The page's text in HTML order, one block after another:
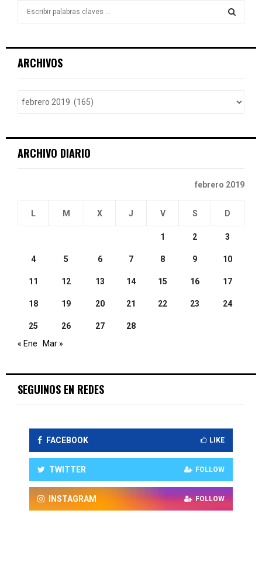
h
ARCHIVOS
ARCHIVO DIARIO
febrero 2019
L M X J V S D
1 2 3
4 5 6 7 8 9 10
11 12 13 14 15 16 17
18 19 20 21 22 23 24
25 26 27
28
« Ene
Mar »
SEGUINOS EN REDES
FACEBOOK LIKE
TWITTER FOLLOW
INSTAGRAM FOLLOW